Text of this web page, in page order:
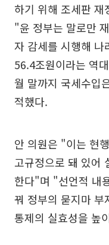
하기 위해 조세판
"윤 정부는 말로만
자 감세를 시행해 나
56.4조원이라는 역
월 말까지 국세수입
적했다.
안 의원은 "이는 현
고규정으로 돼 있어
한다"며 "선언적 내
꿔 정부의 묻지마 부
통제의 실효성을 높